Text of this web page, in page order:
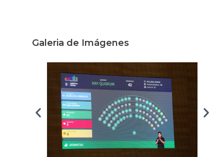
Galeria de Imágenes